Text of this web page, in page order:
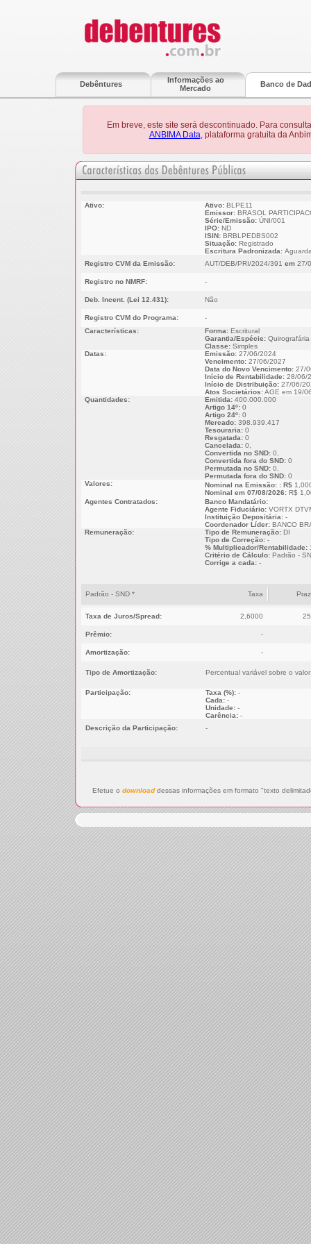
Debêntures
Informações ao
Mercado
Banco de
Em breve, este site será descontinuado. Para
ANBIMA Data, plataforma gratuita da
Ativo: Ativo:BLPE11
Emissor:BRASOL
Série/Emissão:ÚNI/001
IPO: ND
ISIN:BRBLPEDBS002
Situação:Registrado
Escritura Padronizada:
Registro CVM da Emissão:
AUT/DEB/PRI/2024/391 em27/
Registro no NMRF: -
Deb. Incent. (Lei 12.431): Não
Registro CVM do Programa:
-
Características:
Forma:Escritural
Garantia/Espécie:Quirografária
Classe:Simples
Datas:
Emissão:27/06/2024
Vencimento: 27/06/2027
Data do Novo Vencimento:27/
Início de Rentabilidade:28/06/
Início de Distribuição:27/06/
Atos Societários:AGE em 19/
Quantidades:
Emitida:400.000.000
Artigo 14º:0
Artigo 24º:0
Mercado:398.939.417
Tesouraria:0
Resgatada:0
Cancelada:0,
Convertida no SND:0,
Convertida fora do SND:0
Permutada no SND:0,
Permutada fora do SND:0
Valores:
Nominal na Emissão: : R$
Nominal em 07/08/2026:R$
Agentes Contratados:
Banco Mandatário:
Agente Fiduciário:VORTX
Instituição Depositária:-
Coordenador Líder:BANCO
Remuneração:
Tipo de Remuneração:DI
Tipo de Correção:-
% Multiplicador/Rentabilidade:
Critério de Cálculo:Padrão -
Corrige a cada:-
Padrão - SND * Taxa
Taxa de Juros/Spread: 2,6000
Prêmio: -
Amortização: -
Tipo de Amortização: Percentual variável sobre o
Participação: Taxa (%):-
Cada:-
Unidade:-
Carência:-
Descrição da Participação:
-
Efetue o downloaddessas informações em formato "texto